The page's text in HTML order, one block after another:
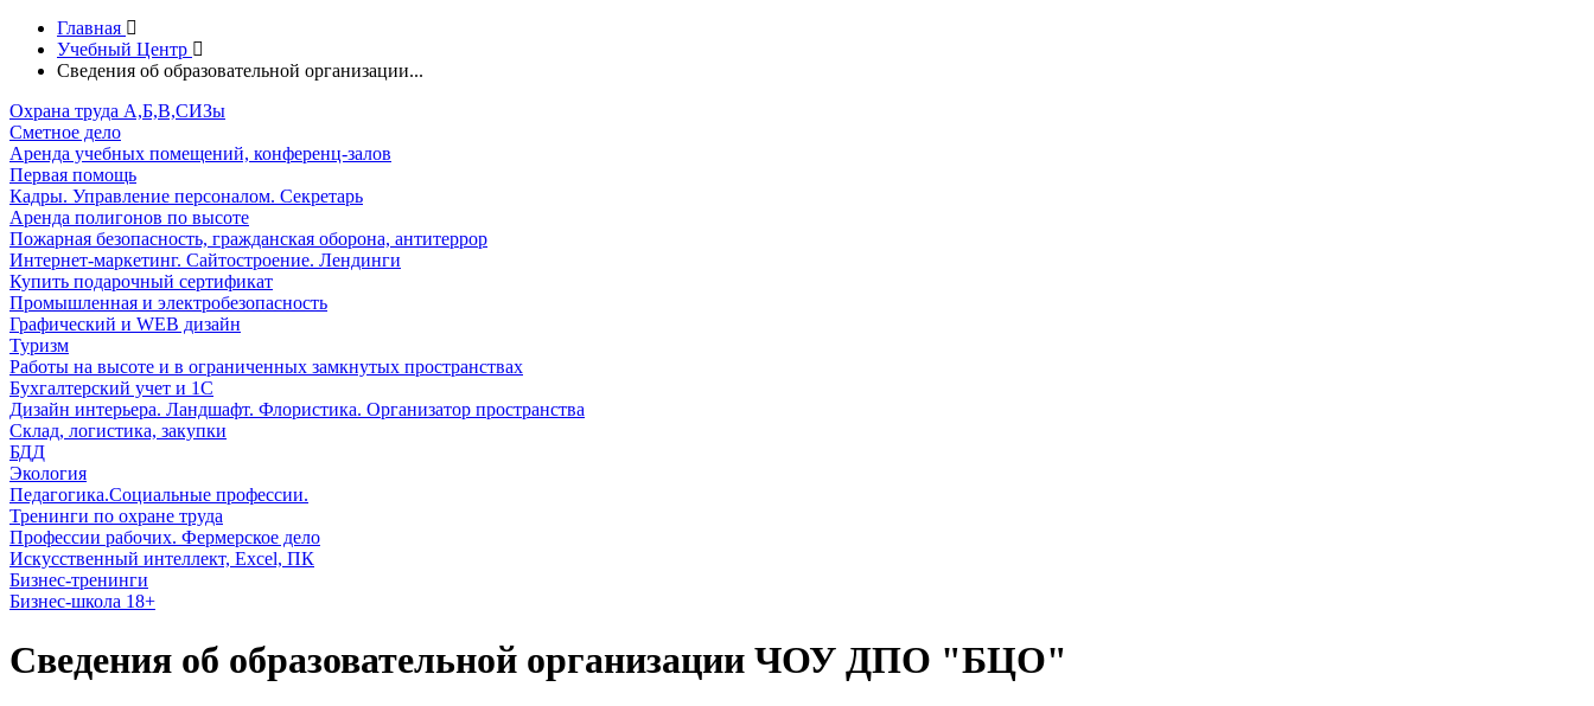
Главная
Учебный Центр
Сведения об образовательной организации...
Охрана труда А,Б,В,СИЗы
Сметное дело
Аренда учебных помещений, конференц-залов
Первая помощь
Кадры. Управление персоналом. Секретарь
Аренда полигонов по высоте
Пожарная безопасность, гражданская оборона, антитеррор
Интернет-маркетинг. Сайтостроение. Лендинги
Купить подарочный сертификат
Промышленная и электробезопасность
Графический и WEB дизайн
Туризм
Работы на высоте и в ограниченных замкнутых пространствах
Бухгалтерский учет и 1С
Дизайн интерьера. Ландшафт. Флористика. Организатор пространства
Склад, логистика, закупки
БДД
Экология
Педагогика.Социальные профессии.
Тренинги по охране труда
Профессии рабочих. Фермерское дело
Искусственный интеллект, Excel, ПК
Бизнес-тренинги
Бизнес-школа 18+
Сведения об образовательной организации ЧОУ ДПО "БЦО"